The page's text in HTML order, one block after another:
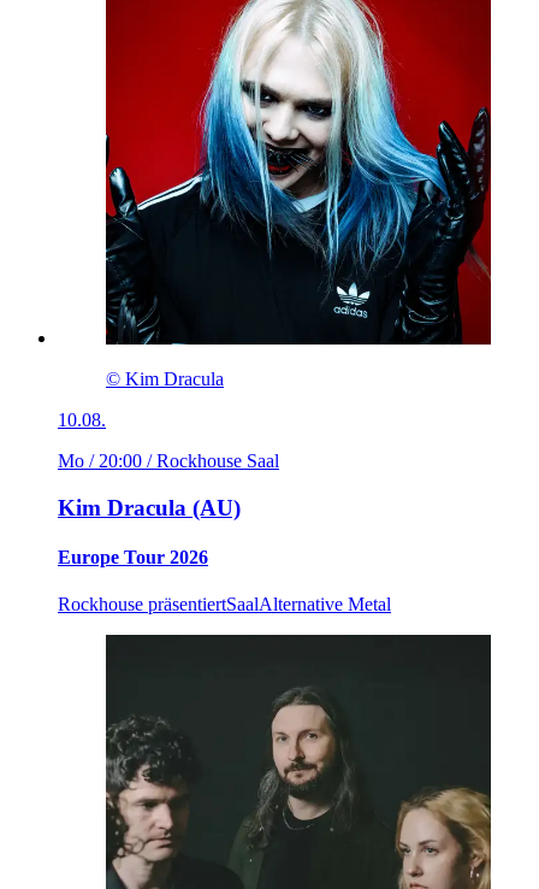
© Kim Dracula
10.08.
Mo / 20:00 / Rockhouse Saal
Kim Dracula (AU)
Europe Tour 2026
Rockhouse präsentiertSaalAlternative Metal